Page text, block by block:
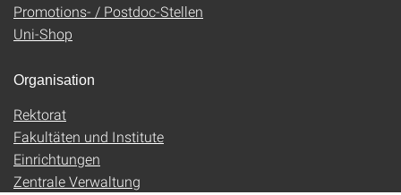
Promotions- / Postdoc-Stellen
Uni-Shop
Organisation
Rektorat
Fakultäten und Institute
Einrichtungen
Zentrale Verwaltung